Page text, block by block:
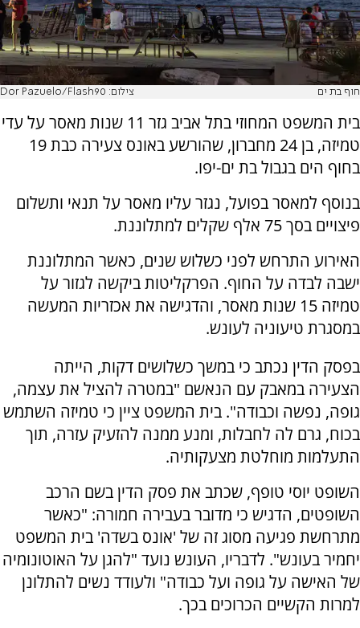
חוף בת ים צילום: Dor Pazuelo/Flash90
בית המשפט המחוזי בתל אביב גזר 11 שנות מאסר על עדי
טמיזה, בן 24 מחברון, שהורשע באונס צעירה כבת 19
בחוף הים בגבול בת ים-יפו.
בנוסף למאסר בפועל, נגזר עליו מאסר על תנאי ותשלום
פיצויים בסך 75 אלף שקלים למתלוננת.
האירוע התרחש לפני כשלוש שנים, כאשר המתלוננת
ישבה לבדה על החוף. הפרקליטות ביקשה לגזור על
טמיזה 15 שנות מאסר, והדגישה את אכזריות המעשה
במסגרת טיעוניה לעונש.
בפסק הדין נכתב כי במשך כשלושים דקות, הייתה
הצעירה במאבק עם הנאשם "במטרה להציל את עצמה,
גופה, נפשה וכבודה". בית המשפט ציין כי טמיזה השתמש
בכוח, גרם לה לחבלות, ומנע ממנה להזעיק עזרה, תוך
התעלמות מוחלטת מצעקותיה.
השופט יוסי טופף, שכתב את פסק הדין בשם הרכב
השופטים, הדגיש כי מדובר בעבירה חמורה: "כאשר
מתרחשת פגיעה מסוג זה של 'אונס בשדה' בית המשפט
יחמיר בעונש". לדבריו, העונש נועד "להגן על האוטונומיה
של האישה על גופה ועל כבודה" ולעודד נשים להתלונן
למרות הקשיים הכרוכים בכך.